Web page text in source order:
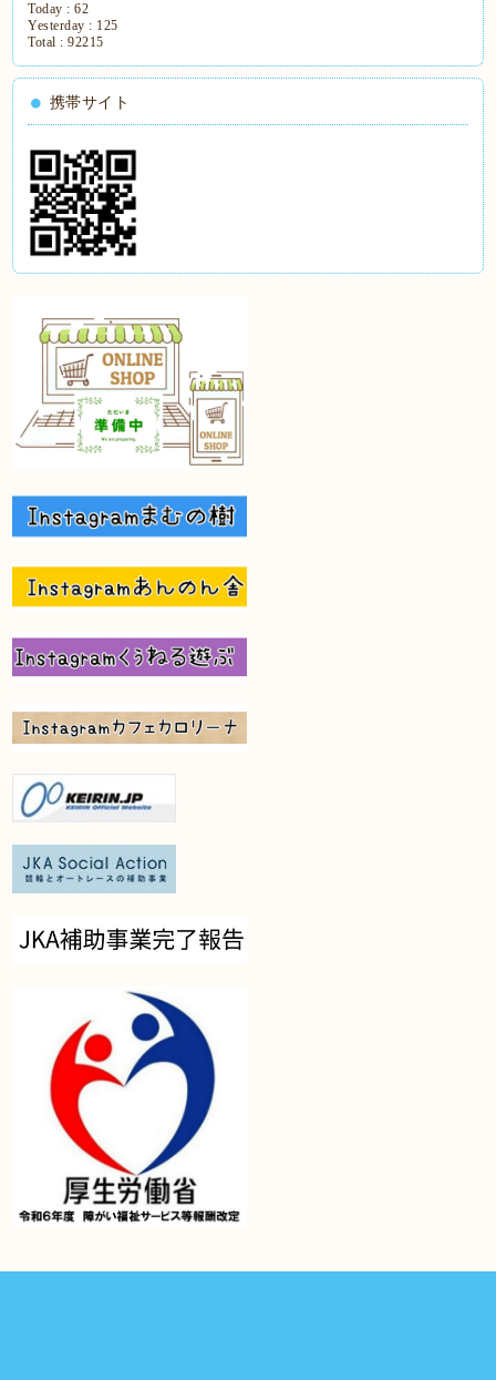
Today :62
Yesterday : 125
Total :92215
携帯サイト